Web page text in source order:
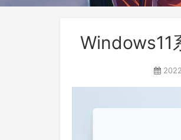
Windows11